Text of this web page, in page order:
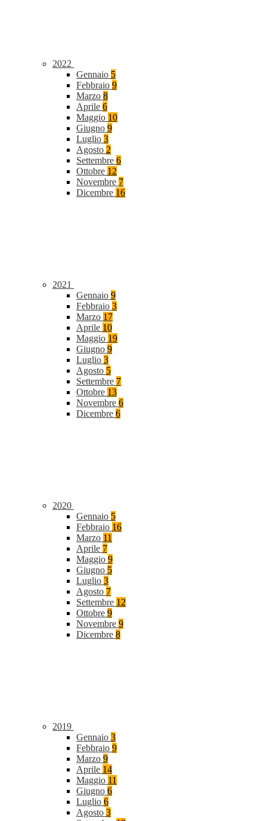
2022
Gennaio 5
Febbraio 9
Marzo 8
Aprile 6
Maggio 10
Giugno 9
Luglio 3
Agosto 2
Settembre 6
Ottobre 12
Novembre 7
Dicembre 16
2021
Gennaio 9
Febbraio 3
Marzo 17
Aprile 10
Maggio 19
Giugno 9
Luglio 3
Agosto 5
Settembre 7
Ottobre 13
Novembre 6
Dicembre 6
2020
Gennaio 5
Febbraio 16
Marzo 11
Aprile 7
Maggio 9
Giugno 5
Luglio 3
Agosto 7
Settembre 12
Ottobre 9
Novembre 9
Dicembre 8
2019
Gennaio 3
Febbraio 9
Marzo 9
Aprile 14
Maggio 11
Giugno 6
Luglio 6
Agosto 3